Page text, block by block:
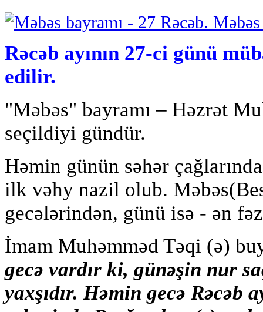
Rəcəb ayının 27-ci günü
edilir.
"Məbəs" bayramı – Həzrət
seçildiyi gündür.
Həmin günün səhər
ilk vəhy nazil olub.
gecələrindən, günü isə - ən
İmam Muhəmməd Təqi (ə)
gecə vardır ki, günəşin nur
yaxşıdır. Həmin gecə Rəcəb